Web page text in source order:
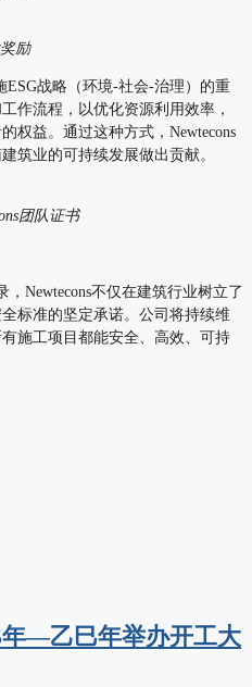
励
ESG战略（环境-社会-治理）的重
作流程，以优化资源利用效率，
权益。通过这种方式，Newtecons
筑业的可持续发展做出贡献。
团队证书
Newtecons不仅在建筑行业树立了
标准的坚定承诺。公司将持续维
施工项目都能安全、高效、可持
—乙巳年举办开工大